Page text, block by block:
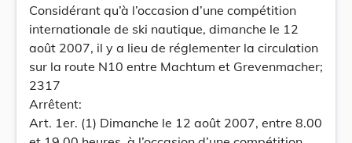
Considérant qu’à l’occasion d’une compétition
internationale de ski nautique, dimanche le 12
août 2007, il y a lieu de réglementer la circulation
sur la route N10 entre Machtum et Grevenmacher;
2317
Arrêtent:
Art. 1er. (1) Dimanche le 12 août 2007, entre 8.00